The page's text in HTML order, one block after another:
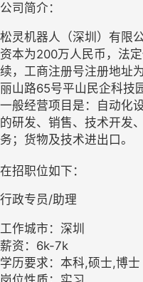
公司简介：
松灵机器人（深圳）有限
资本为200万人民币，法
续，工商注册号注册地址
丽山路65号平山民企科技
一般经营项目是：自动化
的研发、销售、技术开发
务；货物及技术进出口。
在招职位如下：
行政专员/助理
工作城市：深圳
薪资：6k-7k
学历要求：本科,硕士,博士